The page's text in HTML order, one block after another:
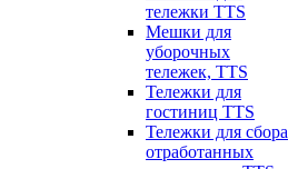
тележки TTS
Мешки для
уборочных
тележек, TTS
Тележки для
гостиниц TTS
Тележки для сбора
отработанных